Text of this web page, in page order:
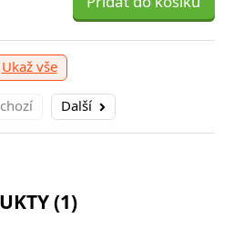
Ukaž vše
Další
(1)